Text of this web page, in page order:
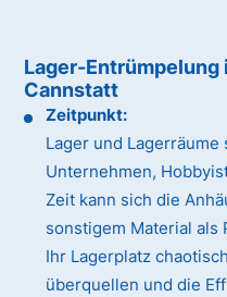
Lager-Entrümpelung
Cannstatt
Zeitpunkt:
Lager und
Unternehmen,
Zeit kann sich die
sonstigem Material als
Ihr Lagerplatz
überquellen und die